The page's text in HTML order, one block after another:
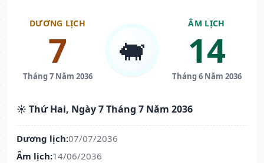
DƯƠNG LỊCH
7
Tháng 7 Năm 2036
🐖
ÂM LỊCH
14
Tháng 6 Năm 2036
☀️ Thứ Hai, Ngày 7 Tháng 7 Năm 2036
Dương lịch:07/07/2036
Âm lịch:14/06/2036